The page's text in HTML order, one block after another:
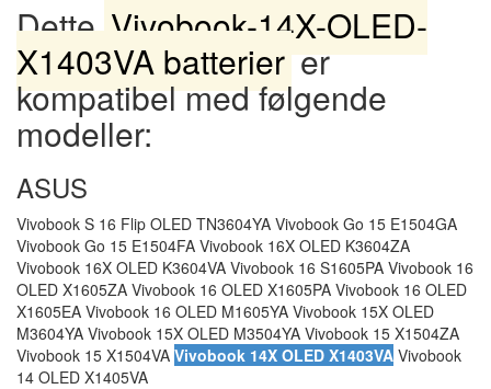
DetteVivobook-14X-OLED-
X1403VA batterierer
kompatibel med følgende
modeller:
ASUS
Vivobook S 16 Flip OLED TN3604YA Vivobook Go 15 E1504GA
Vivobook Go 15 E1504FA Vivobook 16X OLED K3604ZA
Vivobook 16X OLED K3604VA Vivobook 16 S1605PA Vivobook 16
OLED X1605ZA Vivobook 16 OLED X1605PA Vivobook 16 OLED
X1605EA Vivobook 16 OLED M1605YA Vivobook 15X OLED
M3604YA Vivobook 15X OLED M3504YA Vivobook 15 X1504ZA
Vivobook 15 X1504VA Vivobook 14X OLED X1403VA Vivobook
14 OLED X1405VA